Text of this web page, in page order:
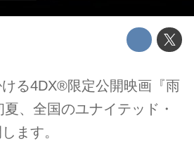
る4DX®限定公開映画『雨
、全国のユナイテッド・
ます。